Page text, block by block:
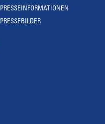
PRESSEINFORMATIONEN
PRESSEBILDER